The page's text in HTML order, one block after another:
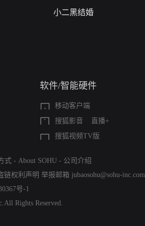
小二黑结婚
软件/智能硬件
移动客户端
搜狐影音
直播+
搜狐视频TV版
式 - About SOHU - 公司介绍
链权利声明 举报邮箱 jubaosohu@sohu-inc.com
号-1
Rights Reserved.